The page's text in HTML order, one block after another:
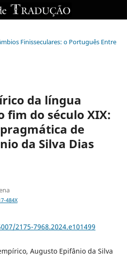
Finisseculares: o Português Entre
da língua
fim do século XIX:
de
da Silva Dias
484X
2175-7968.2024.e101499
Augusto Epifânio da Silva